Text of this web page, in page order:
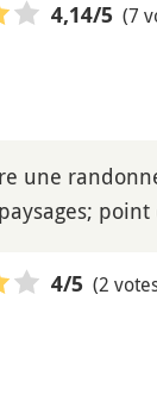
4,14/5 (7
une
point
4/5 (2